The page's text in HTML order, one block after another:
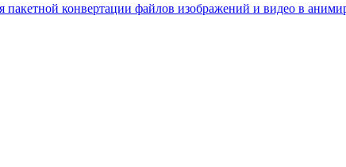
конвертации файлов изображений и видео в